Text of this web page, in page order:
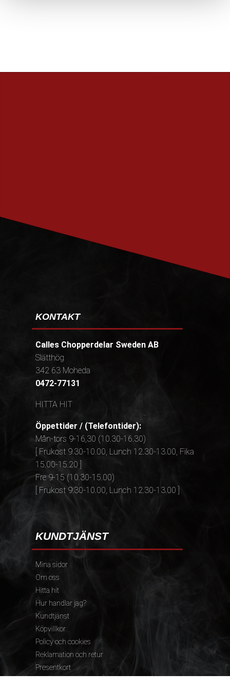
KONTAKT
Calles Chopperdelar Sweden AB
Slätthög
342 63 Moheda
0472-77131
HITTA HIT
Öppettider / (Telefontider):
Mån-tors 9-16,30 (10.30-16.30)
[ Frukost 9.30-10.00, Lunch 12.30-13.00, Fika
15.00-15.20 ]
Fre 9-15 (10.30-15.00)
[ Frukost 9.30-10.00, Lunch 12.30-13.00 ]
KUNDTJÄNST
Mina sidor
Om oss
Hitta hit
Hur handlar jag?
Kundtjänst
Köpvillkor
Policy och cookies
Reklamation och retur
Presentkort